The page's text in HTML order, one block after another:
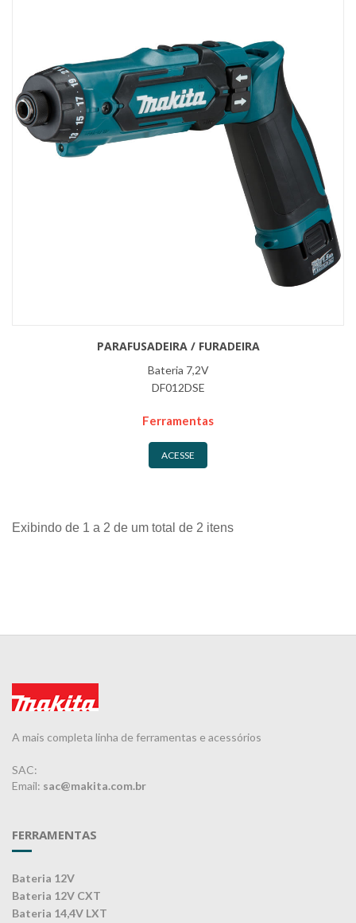
PARAFUSADEIRA / FURADEIRA
Bateria 7,2V
DF012DSE
Ferramentas
ACESSE
Exibindo de 1 a 2 de um total de 2 itens
A mais completa linha de ferramentas e acessórios
SAC:
Email: sac@makita.com.br
FERRAMENTAS
Bateria 12V
Bateria 12V CXT
Bateria 14,4V LXT